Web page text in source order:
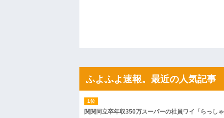
私「初めて飲む味だけどなんのお茶？」
wwwwwwwwwwww
【悲報】佐藤輝明・・・２軍でも盛大にや
れ
ふよふよ速報。最近の人気記事
関関同立卒年収350万スーパーの社員ワイ「らっし